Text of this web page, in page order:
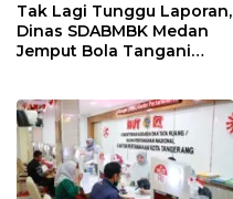
Tak Lagi Tunggu Laporan,
Dinas SDABMBK Medan
Jemput Bola Tangani